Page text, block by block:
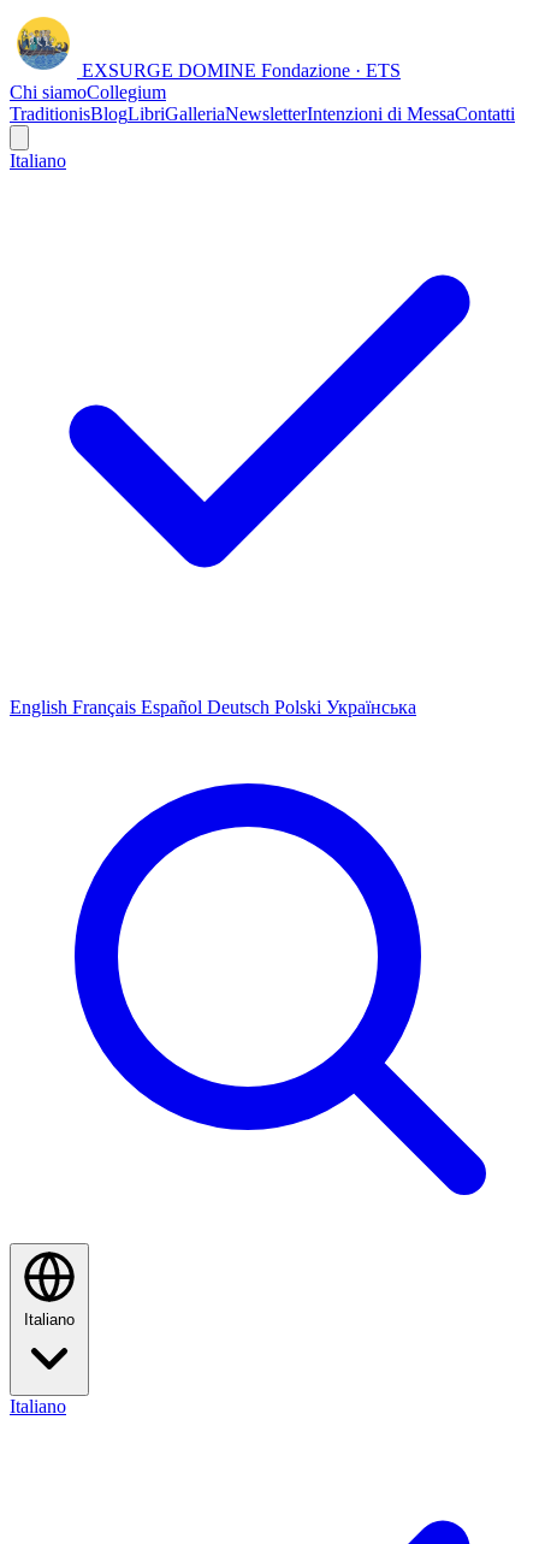
EXSURGE DOMINE Fondazione · ETS
Chi siamoCollegium
TraditionisBlogLibriGalleriaNewsletterIntenzioni di MessaContatti
Italiano
English Français Español Deutsch Polski Українська
Italiano
Italiano